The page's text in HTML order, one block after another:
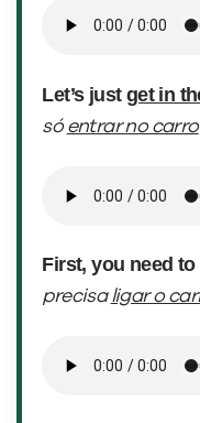
Let’s just get in
sóentrar no carro
First, you need to
precisaligar o